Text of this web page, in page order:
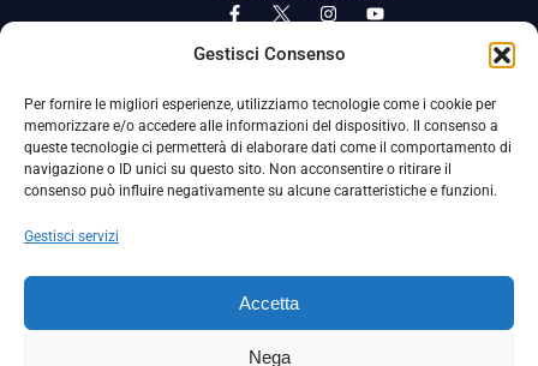
Gestisci Consenso
Per fornire le migliori esperienze, utilizziamo tecnologie come i cookie per
memorizzare e/o accedere alle informazioni del dispositivo. Il consenso a
queste tecnologie ci permetterà di elaborare dati come il comportamento di
navigazione o ID unici su questo sito. Non acconsentire o ritirare il
consenso può influire negativamente su alcune caratteristiche e funzioni.
Gestisci servizi
Accetta
Nega
Privacy Policy Cookie Policy
La Società ha nominato il Responsabile della Protezione dei Dati Personali (DPO), figura specializzata che vigila sulle modalità
adottate dalla nostra Società per tutelare i Suoi dati personali.
Per contattare il DPO può scrivere a
La Società ha inoltre adottato un proprio Codice Etico, consultabile al seguente link: